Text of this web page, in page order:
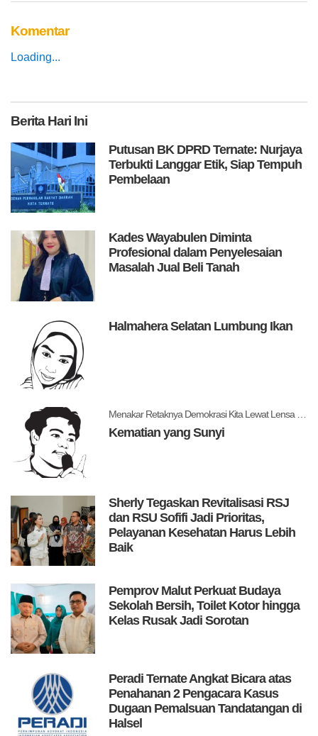
Komentar
Loading...
BeritaHari Ini
Putusan BK DPRD Ternate: Nurjaya
Terbukti Langgar Etik, Siap Tempuh
Pembelaan
Kades Wayabulen Diminta
Profesional dalam Penyelesaian
Masalah Jual Beli Tanah
Halmahera Selatan Lumbung Ikan
Kematian yang Sunyi
Sherly Tegaskan Revitalisasi RSJ
dan RSU Sofifi Jadi Prioritas,
Pelayanan Kesehatan Harus Lebih
Baik
Pemprov Malut Perkuat Budaya
Sekolah Bersih, Toilet Kotor hingga
Kelas Rusak Jadi Sorotan
Peradi Ternate Angkat Bicara atas
Penahanan 2 Pengacara Kasus
Dugaan Pemalsuan Tandatangan di
Halsel